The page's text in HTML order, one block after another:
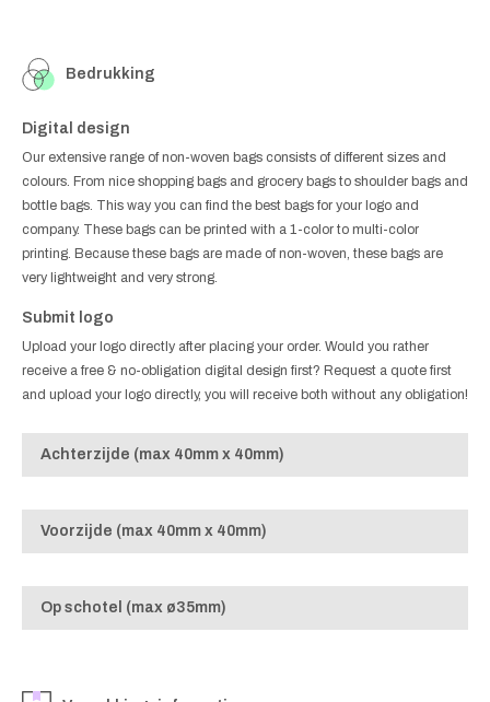
Bedrukking
Digital design
Our extensive range of non-woven bags consists of different sizes and
colours. From nice shopping bags and grocery bags to shoulder bags and
bottle bags. This way you can find the best bags for your logo and
company. These bags can be printed with a 1-color to multi-color
printing. Because these bags are made of non-woven, these bags are
very lightweight and very strong.
Submit logo
Upload your logo directly after placing your order. Would you rather
receive a free & no-obligation digital design first? Request a quote first
and upload your logo directly, you will receive both without any obligation!
Achterzijde (max 40mm x 40mm)
Voorzijde (max 40mm x 40mm)
Op schotel (max ø35mm)